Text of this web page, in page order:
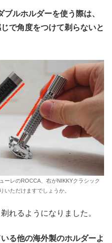
ルホルダーを使う際は、
で角度をつけて剃らないと
ーレのROCCA、右がNIKKYクラシック
いただけますでしょうか。
れるようになりました。
る他の海外製のホルダーよ